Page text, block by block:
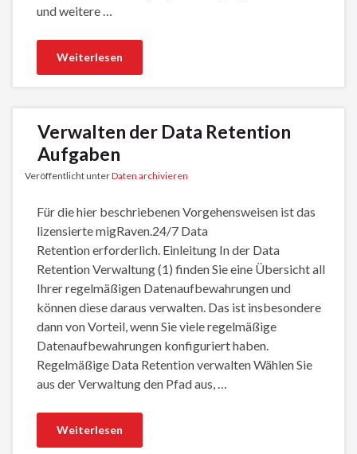
und weitere …
Weiterlesen
Verwalten der Data Retention
Aufgaben
Veröffentlicht unterDaten archivieren
Für die hier beschriebenen Vorgehensweisen ist das
lizensierte migRaven.24/7 Data
Retention erforderlich. Einleitung In der Data
Retention Verwaltung (1) finden Sie eine Übersicht all
Ihrer regelmäßigen Datenaufbewahrungen und
können diese daraus verwalten. Das ist insbesondere
dann von Vorteil, wenn Sie viele regelmäßige
Datenaufbewahrungen konfiguriert haben.
Regelmäßige Data Retention verwalten Wählen Sie
aus der Verwaltung den Pfad aus, …
Weiterlesen